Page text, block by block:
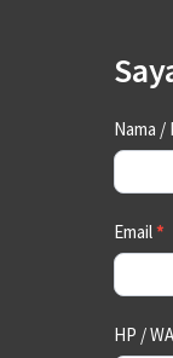
Us
Nama /
Email*
HP / WA